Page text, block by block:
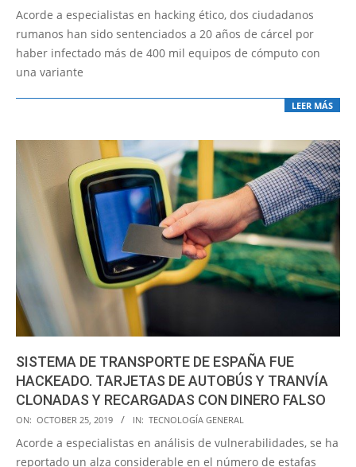
12-
10
Acorde a especialistas en hacking ético, dos ciudadanos
rumanos han sido sentenciados a 20 años de cárcel por
haber infectado más de 400 mil equipos de cómputo con
una variante
LEER MÁS
SISTEMA DE TRANSPORTE DE ESPAÑA FUE
HACKEADO. TARJETAS DE AUTOBÚS Y TRANVÍA
CLONADAS Y RECARGADAS CON DINERO FALSO
2019-
10-
25
ON: OCTOBER 25, 2019 IN: TECNOLOGÍA GENERAL
Acorde a especialistas en análisis de vulnerabilidades, se ha
reportado un alza considerable en el número de estafas